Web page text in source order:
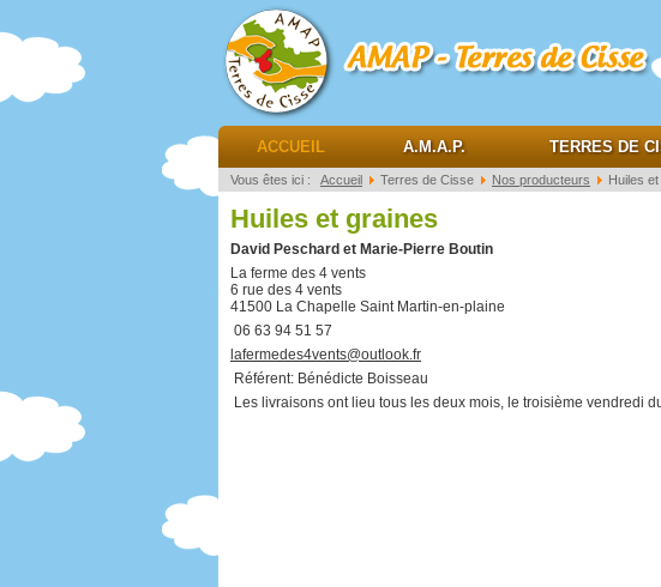
AMAP Terres de cisse
ACCUEIL A.M.A.P. TERRES DE
Vous êtes ici : Accueil Terres de Cisse Nos producteurs Huiles
Huiles et graines
David Peschard et Marie-Pierre Boutin
La ferme des 4 vents
6 rue des 4 vents
41500 La Chapelle Saint Martin-en-plaine
06 63 94 51 57
lafermedes4vents@outlook.fr
Référent: Bénédicte Boisseau
Les livraisons ont lieu tous les deux mois, le troisième vendredi